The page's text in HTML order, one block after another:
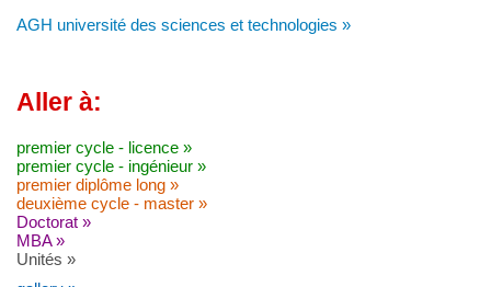
AGH université des sciences et technologies »
Aller à:
premier cycle - licence »
premier cycle - ingénieur »
premier diplôme long »
deuxième cycle - master »
Doctorat »
MBA »
Unités »